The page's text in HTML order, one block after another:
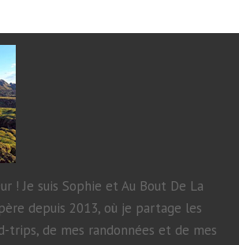
! Je suis Sophie et Au Bout De La
depuis 2013, où je partage les
trips, de mes randonnées et de mes